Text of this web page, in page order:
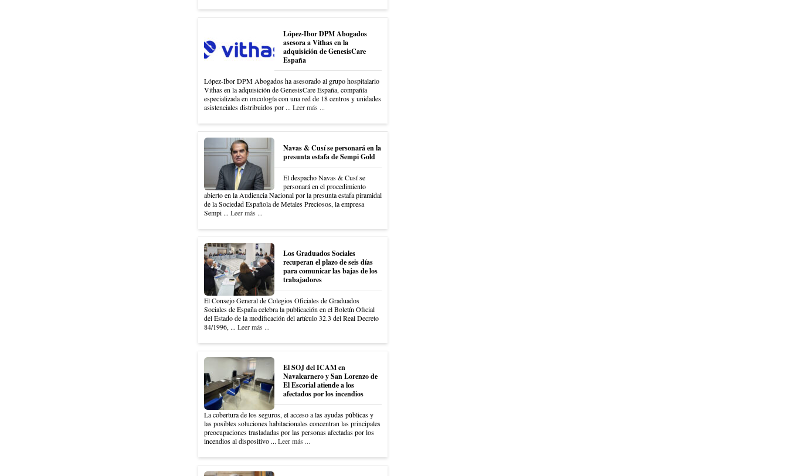
López-Ibor DPM Abogados
asesora a Vithas en la
adquisición de GenesisCare
España
López-Ibor DPM Abogados ha asesorado al grupo hospitalario
Vithas en la adquisición de GenesisCare España, compañía
especializada en oncología con una red de 18 centros y unidades
asistenciales distribuidos por ... Leer más ...
Navas & Cusí se personará en la
presunta estafa de Sempi Gold
El despacho Navas & Cusí se
personará en el procedimiento
abierto en la Audiencia Nacional por la presunta estafa piramidal
de la Sociedad Española de Metales Preciosos, la empresa
Sempi ... Leer más ...
Los Graduados Sociales
recuperan el plazo de seis días
para comunicar las bajas de los
trabajadores
El Consejo General de Colegios Oficiales de Graduados
Sociales de España celebra la publicación en el Boletín Oficial
del Estado de la modificación del artículo 32.3 del Real Decreto
84/1996, ... Leer más ...
El SOJ del ICAM en
Navalcarnero y San Lorenzo de
El Escorial atiende a los
afectados por los incendios
La cobertura de los seguros, el acceso a las ayudas públicas y
las posibles soluciones habitacionales concentran las principales
preocupaciones trasladadas por las personas afectadas por los
incendios al dispositivo ... Leer más ...